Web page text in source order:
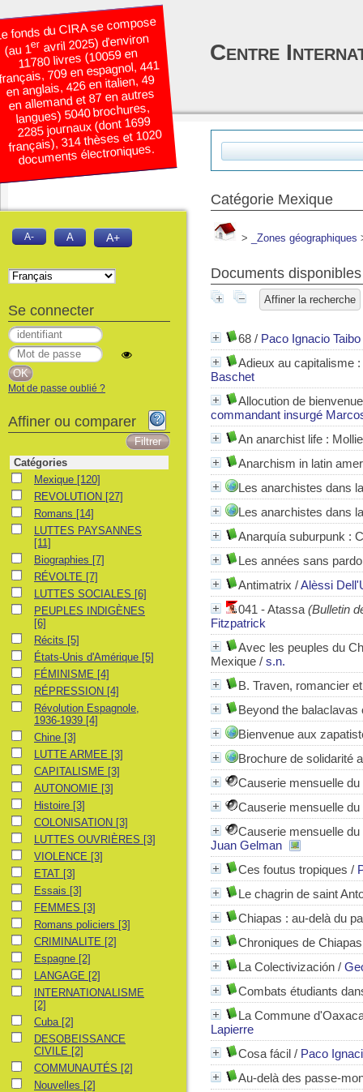
Catégorie Mexique
> _Zones géographiques
Documents
Affiner la recherche
68 / Paco Ignacio Taibo
Adieux au capitalisme
Baschet
Allocution de
commandant insurgé
An anarchist life :
Anarchism in latin
Les anarchistes dans
Les anarchistes dans
Anarquía suburpunk :
Les années sans
Antimatrix /Alèssi
041 - Atassa (Bulletin
Fitzpatrick
Avec les peuples du
Mexique / s.n.
B. Traven, romancier
Beyond the
Bienvenue aux
Brochure de solidarité
Causerie mensuelle
Causerie mensuelle
Causerie mensuelle
Juan Gelman
Ces foutus tropiques /
Le chagrin de saint
Chiapas : au-delà du
Chroniques de
La Colectivización /
Combats étudiants
La Commune
Lapierre
Cosa fácil / Paco
Au-delà des passe-
fonds du CIRA se compose
(au 1eravril 2025) d’environ
11780 livres (10059 en
709 en espagnol, 441
en anglais, 426 en italien, 49
en allemand et 87 en autres
langues) 5040 brochures,
2285 journaux (dont 1699
français), 314 thèses et 1020
documents électroniques.
Centre
A- A A+
Se connecter
Mot de passe oublié ?
Affiner ou comparer
Catégories
MexiqueMexique [120]
REVOLUTION
REVOLUTION [27]
RomansRomans [14]
LUTTES PAYSANNES
LUTTES PAYSANNES
[11]
Biographies
Biographies [7]
RÉVOLTERÉVOLTE [7]
LUTTES SOCIALES
LUTTES SOCIALES [6]
PEUPLES INDIGÈNES
PEUPLES INDIGÈNES
[6]
RécitsRécits [5]
États-Unis d'Amérique
États-Unis d'Amérique [5]
FÉMINISME
FÉMINISME [4]
RÉPRESSION
RÉPRESSION [4]
Révolution Espagnole, 1936-1939
Révolution Espagnole,
1936-1939 [4]
ChineChine [3]
LUTTE ARMEE
LUTTE ARMEE [3]
CAPITALISME
CAPITALISME [3]
AUTONOMIE
AUTONOMIE [3]
HistoireHistoire [3]
COLONISATION
COLONISATION [3]
LUTTES OUVRIÈRES
LUTTES OUVRIÈRES [3]
VIOLENCE
VIOLENCE [3]
ETATETAT [3]
EssaisEssais [3]
FEMMESFEMMES [3]
Romans policiers
Romans policiers [3]
CRIMINALITE
CRIMINALITE [2]
EspagneEspagne [2]
LANGAGE
LANGAGE [2]
INTERNATIONALISME
INTERNATIONALISME
[2]
CubaCuba [2]
DESOBEISSANCE CIVILE
DESOBEISSANCE
CIVILE [2]
COMMUNAUTÉS
COMMUNAUTÉS [2]
NouvellesNouvelles [2]